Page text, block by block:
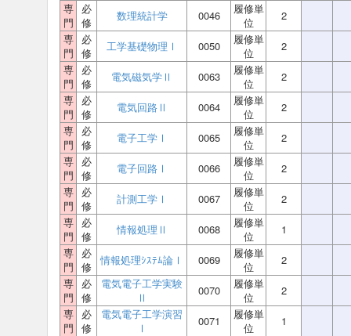
専
門
必
修
数理統計学 0046
履修単
位
2
専
門
必
修
工学基礎物理Ⅰ 0050
履修単
位
2
専
門
必
修
電気磁気学Ⅱ 0063
履修単
位
2
専
門
必
修
電気回路Ⅱ 0064
履修単
位
2
専
門
必
修
電子工学Ⅰ 0065
履修単
位
2
専
門
必
修
電子回路Ⅰ 0066
履修単
位
2
専
門
必
修
計測工学Ⅰ 0067
履修単
位
2
専
門
必
修
情報処理Ⅱ 0068
履修単
位
1
専
門
必
修 情報処理ｼｽﾃﾑ論Ⅰ 0069
履修単
位
2
専
門
必
修
電気電子工学実験
Ⅱ
0070
履修単
位
2
専
門
必
修
電気電子工学演習
Ⅰ
0071
履修単
位
1